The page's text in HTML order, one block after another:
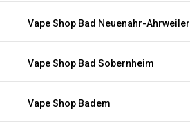
Vape Shop Bad Neuenahr-Ahrweiler
Vape Shop Bad Sobernheim
Vape Shop Badem